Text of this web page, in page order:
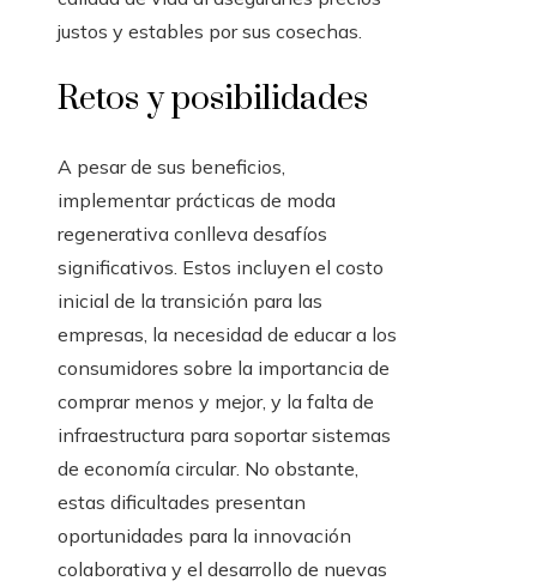
justos y estables por sus cosechas.
Retos y posibilidades
A pesar de sus beneficios,
implementar prácticas de moda
regenerativa conlleva desafíos
significativos. Estos incluyen el costo
inicial de la transición para las
empresas, la necesidad de educar a los
consumidores sobre la importancia de
comprar menos y mejor, y la falta de
infraestructura para soportar sistemas
de economía circular. No obstante,
estas dificultades presentan
oportunidades para la innovación
colaborativa y el desarrollo de nuevas